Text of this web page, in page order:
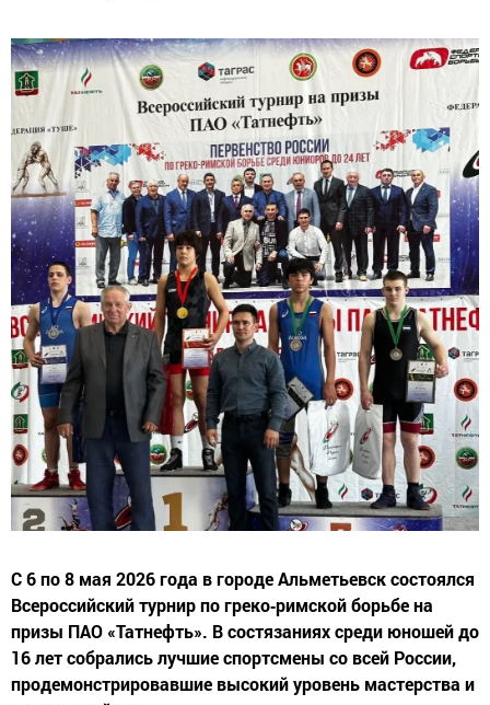
С 6 по 8 мая 2026 года в городе Альметьевск состоялся
Всероссийский турнир по греко‑римской борьбе на
призы ПАО «Татнефть». В состязаниях среди юношей до
16 лет собрались лучшие спортсмены со всей России,
продемонстрировавшие высокий уровень мастерства и